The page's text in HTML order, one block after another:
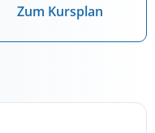
Zum Kursplan